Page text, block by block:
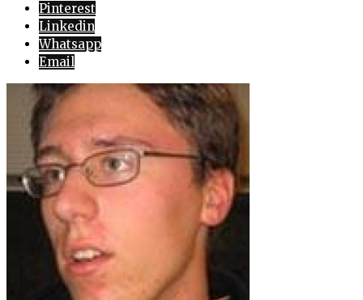
Pinterest
Linkedin
Whatsapp
Email